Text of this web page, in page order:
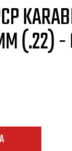
(.22) -